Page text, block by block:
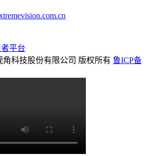
平台
角科技股份有限公司 版权所有 鲁ICP备